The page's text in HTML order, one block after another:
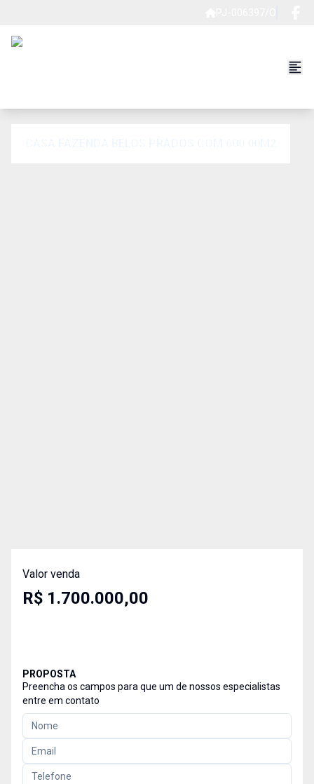
Valor venda
R$ 1.700.000,00
PROPOSTA
Preencha os campos para que um de nossos especialistas
entre em contato